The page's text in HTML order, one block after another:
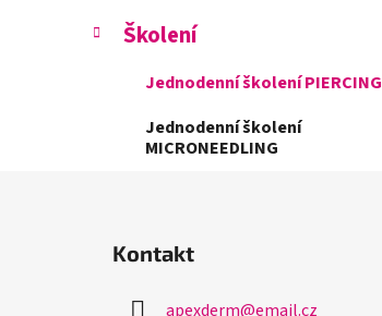
Školení
Jednodenní školení PIERCING
Jednodenní školení
MICRONEEDLING
Kontakt
apexderm@email.cz